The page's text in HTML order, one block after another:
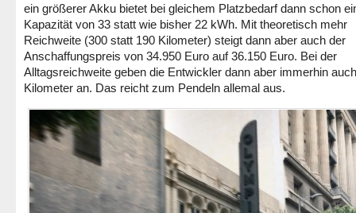
ein größerer Akku bietet bei gleichem Platzbedarf dann schon
Kapazität von 33 statt wie bisher 22 kWh. Mit theoretisch mehr
Reichweite (300 statt 190 Kilometer) steigt dann aber auch der
Anschaffungspreis von 34.950 Euro auf 36.150 Euro. Bei der
Alltagsreichweite geben die Entwickler dann aber immerhin
Kilometer an. Das reicht zum Pendeln allemal aus.